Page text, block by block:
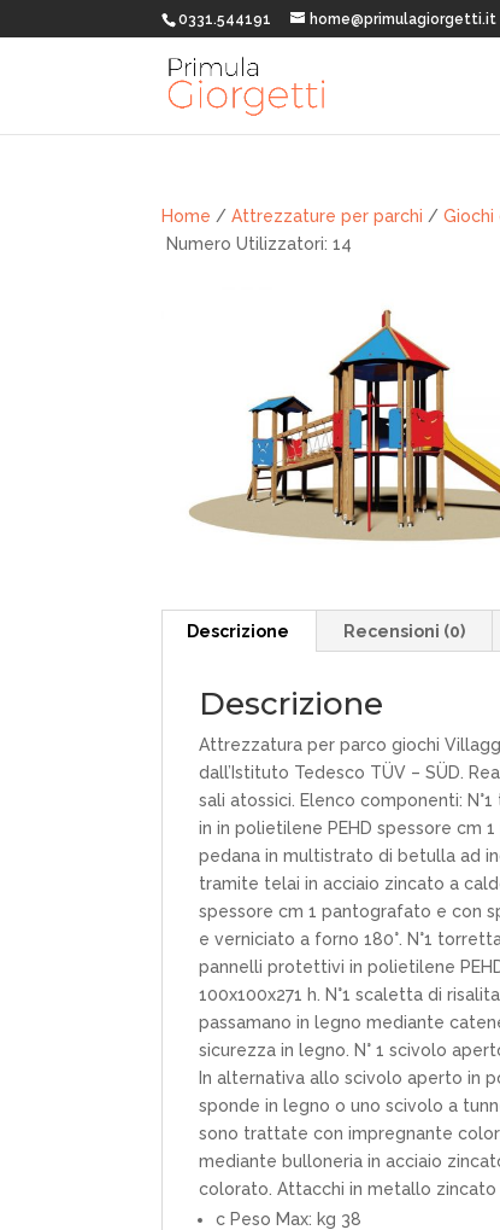
0331.544191 home@primulagiorgetti.it
Home /Attrezzature per parchi /Giochi
Numero Utilizzatori: 14
Descrizione Recensioni (0)
Descrizione
Attrezzatura per parco giochi
dall’Istituto Tedesco TÜV – SÜD.
sali atossici. Elenco componenti:
in in polietilene PEHD spessore cm
pedana in multistrato di betulla ad
tramite telai in acciaio zincato a
spessore cm 1 pantografato e con
e verniciato a forno 180°. N°1
pannelli protettivi in polietilene
100x100x271 h. N°1 scaletta di
passamano in legno mediante
sicurezza in legno. N° 1 scivolo
In alternativa allo scivolo aperto in
sponde in legno o uno scivolo a
sono trattate con impregnante
mediante bulloneria in acciaio
colorato. Attacchi in metallo zincato
c Peso Max: kg 38